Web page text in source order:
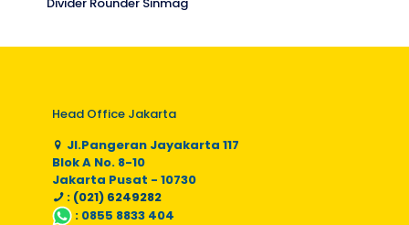
Head Office Jakarta
Jl.Pangeran Jayakarta 117
Blok A No. 8-10
Jakarta Pusat - 10730
: (021) 6249282
: 0855 8833 404